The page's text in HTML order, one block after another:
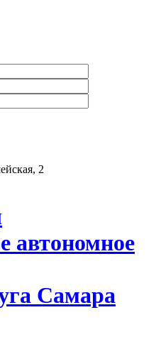
2
автономное
Самара